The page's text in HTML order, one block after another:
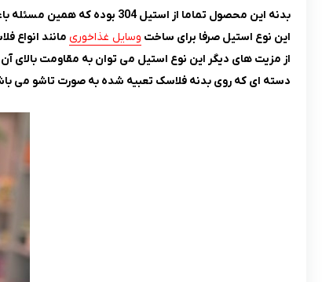
بدنه این محصول تماما از استیل 304 بوده که همین مسئله باعث ثابت ماندن دمای نوشیدنی در فلاسک می شود.
این نوع استیل صرفا برای ساخت وسایل غذاخوری مانند انواع
از مزیت های دیگر این نوع استیل می توان به مقاومت بالای آن
دسته ای که روی بدنه فلاسک تعبیه شده به صورت تاشو